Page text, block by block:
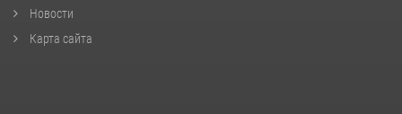
Новости
Карта сайта